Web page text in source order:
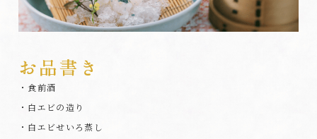
・食前酒
・白エビの造り
・白エビせいろ蒸し